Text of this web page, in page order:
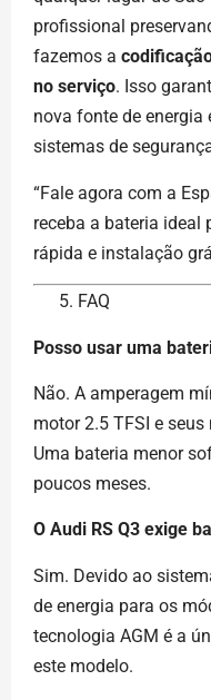
profissional
fazemos a
no serviço. Isso
nova fonte de
sistemas de
“Fale agora com a
receba a bateria ideal
rápida e instalação
FAQ
Posso usar uma
Não. A amperagem
motor 2.5 TFSI e
Uma bateria menor
poucos meses.
O Audi RS Q3 exige
Sim. Devido ao
de energia para os
tecnologia AGM é a
este modelo.